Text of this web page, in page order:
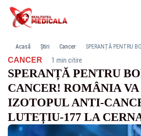
Acasă Știri Cancer
CANCER· 1 min citire
SPERANȚĂ PENTRU
CANCER! ROMÂNIA VA
IZOTOPUL ANTI-
LUTEȚIU-177 LA